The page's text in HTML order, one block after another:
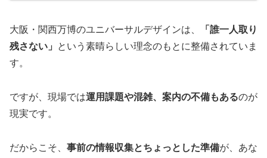
大阪・関西万博のユニバーサルデザインは、
「誰一人取り
残さない」
という素晴らしい理念のもとに整備されていま
す。
ですが、現場では運用課題や混雑、案内の不備もあるのが
現実です。
だからこそ、 事前の情報収集とちょっとした準備が、あな